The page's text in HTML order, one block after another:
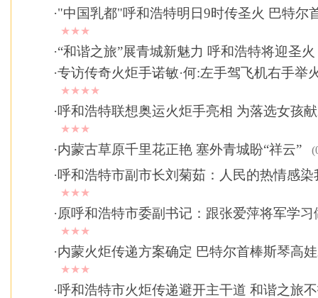
·"中国乳都"呼和浩特明日9时传圣火 巴特尔
★★★
·“和谐之旅”展青城新魅力 呼和浩特将迎圣火
·专访传奇火炬手诺敏·何:左手驾飞机右手举
★★★★
·呼和浩特联想奥运火炬手亮相 为落选女孩
★★★
·内蒙古草原千里花正艳 塞外青城盼“祥云”
·呼和浩特市副市长刘菊茹：人民的热情感染
★★★
·原呼和浩特市委副书记：跟张爱萍将军学习
★★★
·内蒙火炬传递方案确定 巴特尔首棒斯琴高
★★★
·呼和浩特市火炬传递避开主干道 和谐之旅